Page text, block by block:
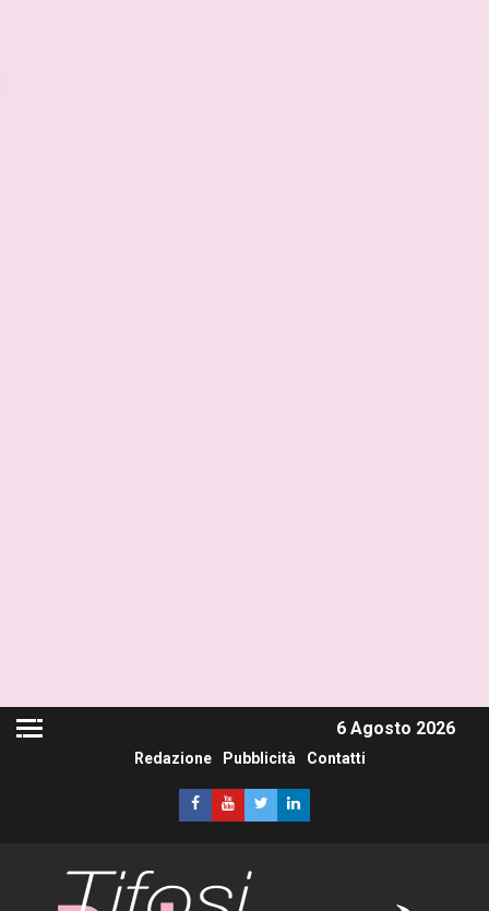
6 Agosto 2026
Redazione Pubblicità Contatti